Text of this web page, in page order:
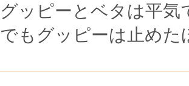
グッピーとベタは平気
でもグッピーは止め